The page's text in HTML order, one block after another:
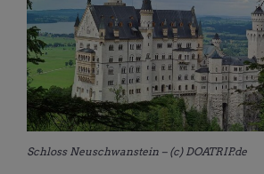
Schloss Neuschwanstein – (c) DOATRIP.de